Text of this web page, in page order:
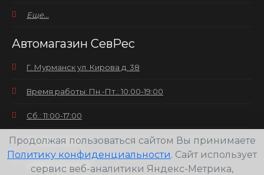
Еще...
Автомагазин СевРес
Г. Мурманск ул. Кирова д. 38
Время работы: Пн.-Пт.: 10:00-19:00
Сб.: 11:00-17:00
Вс.: выходной
+7(8152) 25-30-58
Продолжая пользоваться сайтом Вы принимаете
Политику конфиденциальности. Сайт использует
сервис веб-аналитики Яндекс-Метрика,